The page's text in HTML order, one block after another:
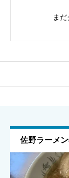
まだ
ニックネーム
佐野ラーメ